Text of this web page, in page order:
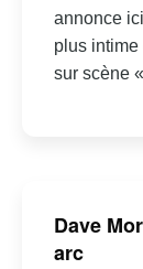
annonce
plus
sur scène
Dave
arc